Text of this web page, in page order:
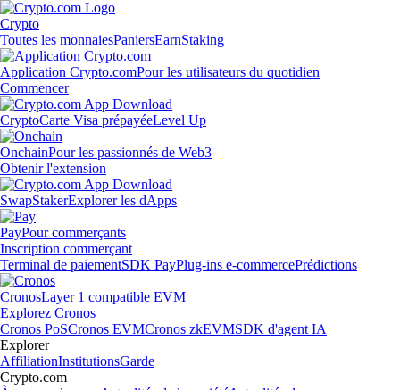
Crypto
Toutes les monnaiesPaniersEarnStaking
Application Crypto.comPour les utilisateurs du quotidien
Commencer
CryptoCarte Visa prépayéeLevel Up
OnchainPour les passionnés de Web3
Obtenir l'extension
SwapStakerExplorer les dApps
PayPour commerçants
Inscription commerçant
Terminal de paiementSDK PayPlug-ins e-commercePrédictions
CronosLayer 1 compatible EVM
Explorez Cronos
Cronos PoSCronos EVMCronos zkEVMSDK d'agent IA
Explorer
AffiliationInstitutionsGarde
Crypto.com